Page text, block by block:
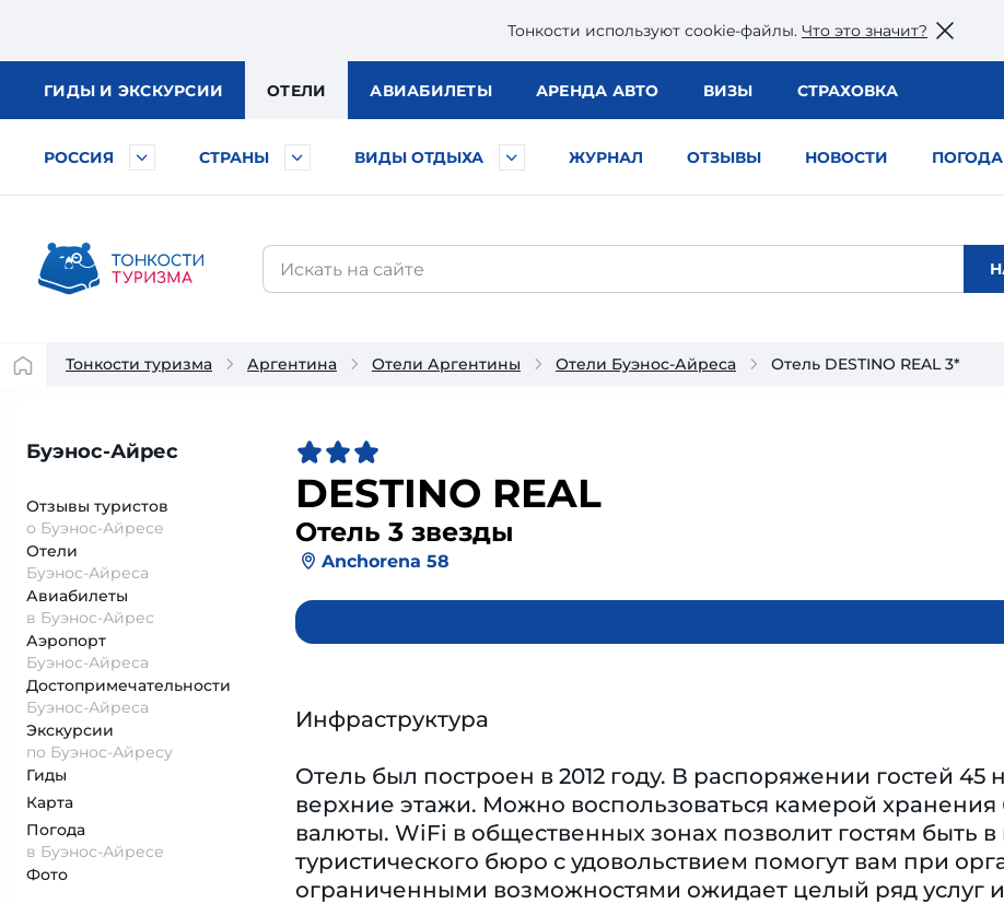
Тонкости используют сookie-файлы. Что это значит?
ГИДЫ И ЭКСКУРСИИ ОТЕЛИ АВИАБИЛЕТЫ АРЕНДА АВТО ВИЗЫ СТРАХОВКА
РОССИЯ СТРАНЫ ВИДЫ ОТДЫХА ЖУРНАЛ ОТЗЫВЫ НОВОСТИ ПОГОДА
Тонкости туризма Аргентина Отели Аргентины Отели Буэнос-Айреса Отель DESTINO REAL 3*
Буэнос-Айрес
Отзывы туристов
о Буэнос-Айресе
Отели
Буэнос-Айреса
Авиабилеты
в Буэнос-Айрес
Аэропорт
Буэнос-Айреса
Достопримеча­тельности
Буэнос-Айреса
Экскурсии
по Буэнос-Айресу
Гиды
Карта
Погода
в Буэнос-Айресе
Фото
DESTINO REAL
Отель 3 звезды
Anchorena 58
Инфраструктура
Отель был построен в 2012 году. В распоряжении гостей 45
верхние этажи. Можно воспользоваться камерой
валюты. WiFi в общественных зонах позволит гостям быть
туристического бюро с удовольствием помогут вам при
ограниченными возможностями ожидает целый ряд услуг и